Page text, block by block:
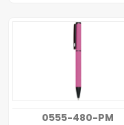
0555-480-PM